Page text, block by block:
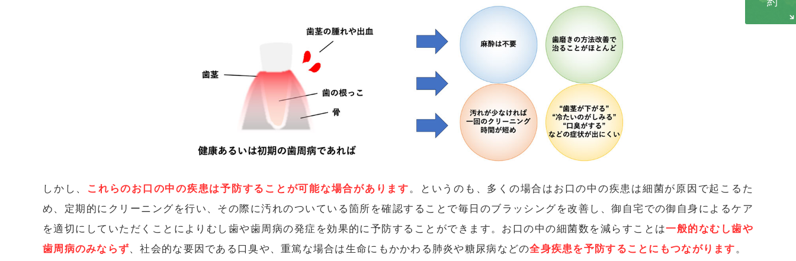
しかし、 これらのお口の中の疾患は予防することが可能な場合があります。というのも、多くの場合はお口の中の疾患は細菌が原因で起こるた
め、定期的にクリーニングを行い、その際に汚れのついている箇所を確認することで毎日のブラッシングを改善し、御自宅での御自身によるケア
を適切にしていただくことによりむし歯や歯周病の発症を効果的に予防することができます。お口の中の細菌数を減らすことは一般的なむし歯や
歯周病のみならず、社会的な要因である口臭や、重篤な場合は生命にもかかわる肺炎や糖尿病などの全身疾患を予防することにもつながります。